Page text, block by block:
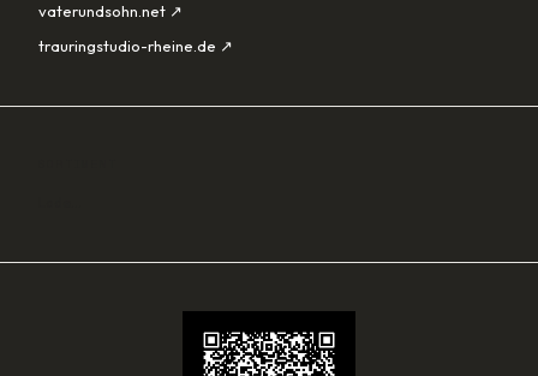
vaterundsohn.net ↗
trauringstudio-rheine.de ↗